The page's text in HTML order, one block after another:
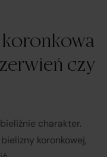
koronkowa
czy
charakter.
koronkowej,